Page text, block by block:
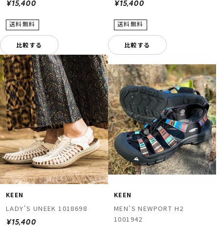
¥15,400
比較する
¥15,400
比較する
KEEN
LADY'S UNEEK 1018698
¥15,400
KEEN
MEN'S NEWPORT H2
1001942